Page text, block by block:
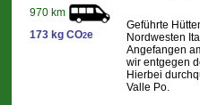
970 km
173 kg CO2e
Geführte
Nordwesten
Angefangen
wir entgegen
Hierbei
Valle Po.